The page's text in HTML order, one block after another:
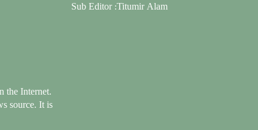
the Internet.
source. It is
Sub Editor :Titumir Alam